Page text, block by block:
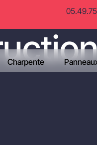
Charpente